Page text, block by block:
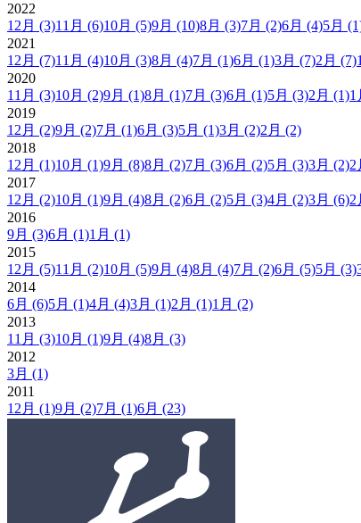
2022
12月 (3)11月 (6)10月 (5)9月 (10)8月 (3)7月 (2)6月 (4)5月
2021
12月 (7)11月 (4)10月 (3)8月 (4)7月 (1)6月 (1)3月 (7)2月 (7)
2020
11月 (3)10月 (2)9月 (1)8月 (1)7月 (3)6月 (1)5月 (3)2月 (1)1
2019
12月 (2)9月 (2)7月 (1)6月 (3)5月 (1)3月 (2)2月 (2)
2018
12月 (1)10月 (1)9月 (8)8月 (2)7月 (3)6月 (2)5月 (3)3月 (2)2
2017
12月 (2)10月 (1)9月 (4)8月 (2)6月 (2)5月 (3)4月 (2)3月 (6)2
2016
9月 (3)6月 (1)1月 (1)
2015
12月 (5)11月 (2)10月 (5)9月 (4)8月 (4)7月 (2)6月 (5)5月 (3)
2014
6月 (6)5月 (1)4月 (4)3月 (1)2月 (1)1月 (2)
2013
11月 (3)10月 (1)9月 (4)8月 (3)
2012
3月 (1)
2011
12月 (1)9月 (2)7月 (1)6月 (23)